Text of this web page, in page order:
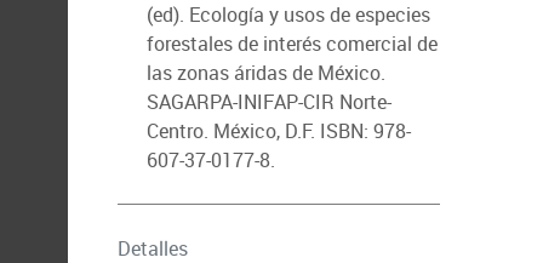
(ed). Ecología y usos de especies
forestales de interés comercial de
las zonas áridas de México.
SAGARPA-INIFAP-CIR Norte-
Centro. México, D.F. ISBN: 978-
607-37-0177-8.
Detalles